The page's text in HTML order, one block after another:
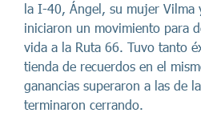
la I-40, Ángel, su mujer Vilma
iniciaron un movimiento para
vida a la Ruta 66. Tuvo tanto
tienda de recuerdos en el
ganancias superaron a las de
terminaron cerrando.